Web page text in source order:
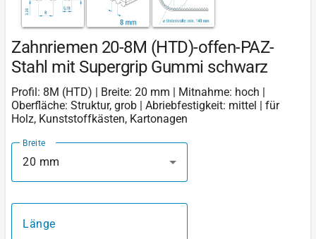
Zahnriemen 20-8M (HTD)-offen-PAZ-
Stahl mit Supergrip Gummi schwarz
Profil: 8M (HTD) | Breite: 20 mm | Mitnahme: hoch |
Oberfläche: Struktur, grob | Abriebfestigkeit: mittel | für
Holz, Kunststoffkästen, Kartonagen
Breite
20 mm
Länge